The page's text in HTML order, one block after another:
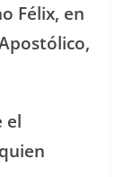
Félix, en
el